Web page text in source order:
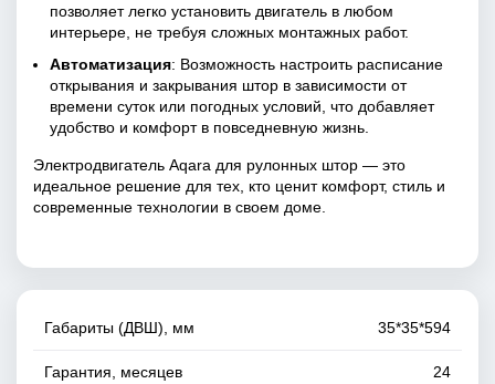
позволяет легко установить двигатель в любом
интерьере, не требуя сложных монтажных работ.
Автоматизация: Возможность настроить расписание
открывания и закрывания штор в зависимости от
времени суток или погодных условий, что добавляет
удобство и комфорт в повседневную жизнь.
Электродвигатель Aqara для рулонных штор — это
идеальное решение для тех, кто ценит комфорт, стиль и
современные технологии в своем доме.
Габариты (ДВШ), мм 35*35*594
Гарантия, месяцев 24